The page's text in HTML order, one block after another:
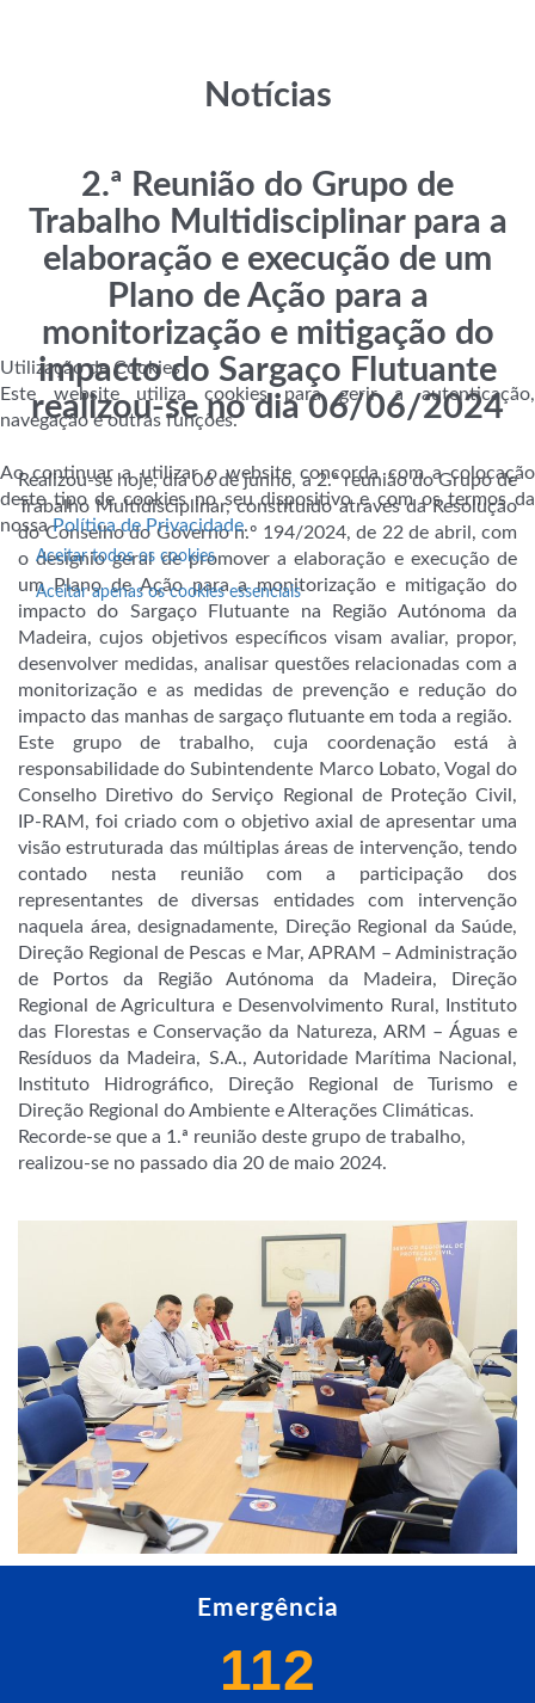
Notícias
2.ª Reunião do Grupo de
Trabalho Multidisciplinar para a
elaboração e execução de um
Plano de Ação para a
monitorização e mitigação do
impacto do Sargaço Flutuante
realizou-se no dia 06/06/2024
Realizou-se hoje, dia 06 de junho, a 2.ª reunião do Grupo de
Trabalho Multidisciplinar, constituído através da Resolução
do Conselho do Governo n.º 194/2024, de 22 de abril, com
o desígnio geral de promover a elaboração e execução de
um Plano de Ação para a monitorização e mitigação do
impacto do Sargaço Flutuante na Região Autónoma da
Madeira, cujos objetivos específicos visam avaliar, propor,
desenvolver medidas, analisar questões relacionadas com a
monitorização e as medidas de prevenção e redução do
impacto das manhas de sargaço flutuante em toda a região.
Este grupo de trabalho, cuja coordenação está à
responsabilidade do Subintendente Marco Lobato, Vogal do
Conselho Diretivo do Serviço Regional de Proteção Civil,
IP-RAM, foi criado com o objetivo axial de apresentar uma
visão estruturada das múltiplas áreas de intervenção, tendo
contado nesta reunião com a participação dos
representantes de diversas entidades com intervenção
naquela área, designadamente, Direção Regional da Saúde,
Direção Regional de Pescas e Mar, APRAM – Administração
de Portos da Região Autónoma da Madeira, Direção
Regional de Agricultura e Desenvolvimento Rural, Instituto
das Florestas e Conservação da Natureza, ARM – Águas e
Resíduos da Madeira, S.A., Autoridade Marítima Nacional,
Instituto Hidrográfico, Direção Regional de Turismo e
Direção Regional do Ambiente e Alterações Climáticas.
Recorde-se que a 1.ª reunião deste grupo de trabalho,
realizou-se no passado dia 20 de maio 2024.
Emergência
112
Utilização de Cookies
Este website utiliza cookies para gerir a autenticação,
navegação e outras funções.
Ao continuar a utilizar o website concorda com a colocação
deste tipo de cookies no seu dispositivo e com os termos da
nossaPolítica de Privacidade.
Aceitar todos os cookies
Aceitar apenas os cookies essenciais